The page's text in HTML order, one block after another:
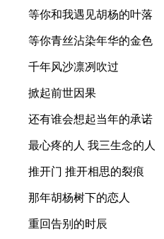
等你和我遇见胡杨的叶落
等你青丝沾染年华的金色
千年风沙凛冽吹过
掀起前世因果
还有谁会想起当年的承诺
最心疼的人 我三生念的人
推开门 推开相思的裂痕
那年胡杨树下的恋人
重回告别的时辰